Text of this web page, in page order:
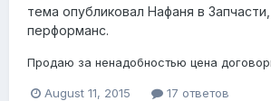
тема опубликовал Нафаня в
перформанс.
Продаю за ненадобностью цена
August 11, 2015 17 ответов